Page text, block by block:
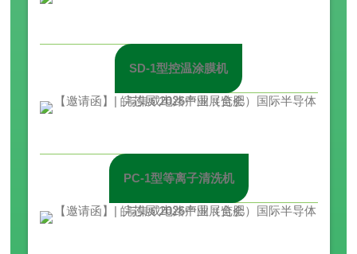
SD-1型控温涂膜机
PC-1型等离子清洗机